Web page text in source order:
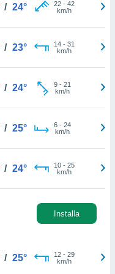
/ 24° 22- 42
km/h
/ 23° 14- 31
km/h
/ 24° 9- 21
km/h
/ 25° 6- 24
km/h
/ 24° 10- 25
km/h
Installa
/ 25° 12- 29
km/h